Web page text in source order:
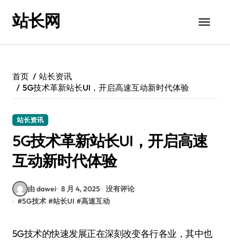
站长网
首页
站长资讯
5G技术革新站长UI，开启高速互动新时代体验
站长资讯
5G技术革新站长UI，开启高速
互动新时代体验
由 dawei 8 月 4, 2025 没有评论
#5G技术 #站长UI #高速互动
5G技术的快速发展正在深刻改变各行各业，其中也